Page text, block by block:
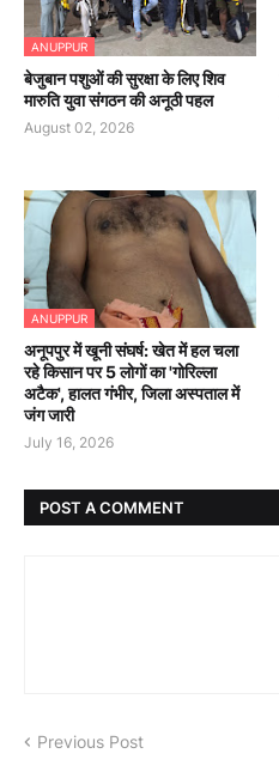
ANUPPUR
बेजुबान पशुओं की सुरक्षा के लिए शिव
मारुति युवा संगठन की अनूठी पहल
August 02, 2026
ANUPPUR
अनूपपुर में खूनी संघर्ष: खेत में हल चला
रहे किसान पर 5 लोगों का 'गोरिल्ला
अटैक', हालत गंभीर, जिला अस्पताल में
जंग जारी
July 16, 2026
POST A COMMENT
Previous Post